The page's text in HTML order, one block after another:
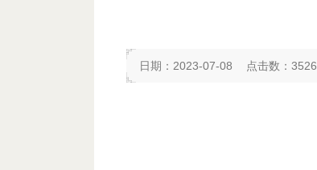
日期：2023-07-08 点击数： 3526